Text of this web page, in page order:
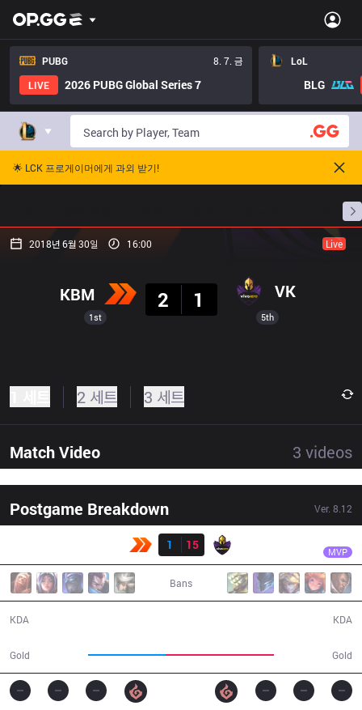
PUBG
8. 7. 금
LIVE
2026 PUBG Global Series 7
LoL
BLG
🌟 LCK 프로게이머에게 과외 받기!
프로빌
2018년 6월 30일 16:00 Live
1st
KBM
2
1 VK
5th
2 세트 3 세트
Match Video 3 videos
Postgame Breakdown Ver. 8.12
1
15 MVP
Bans
KDA
Gold Gold
KDA